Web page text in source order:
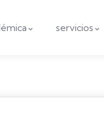
servicios